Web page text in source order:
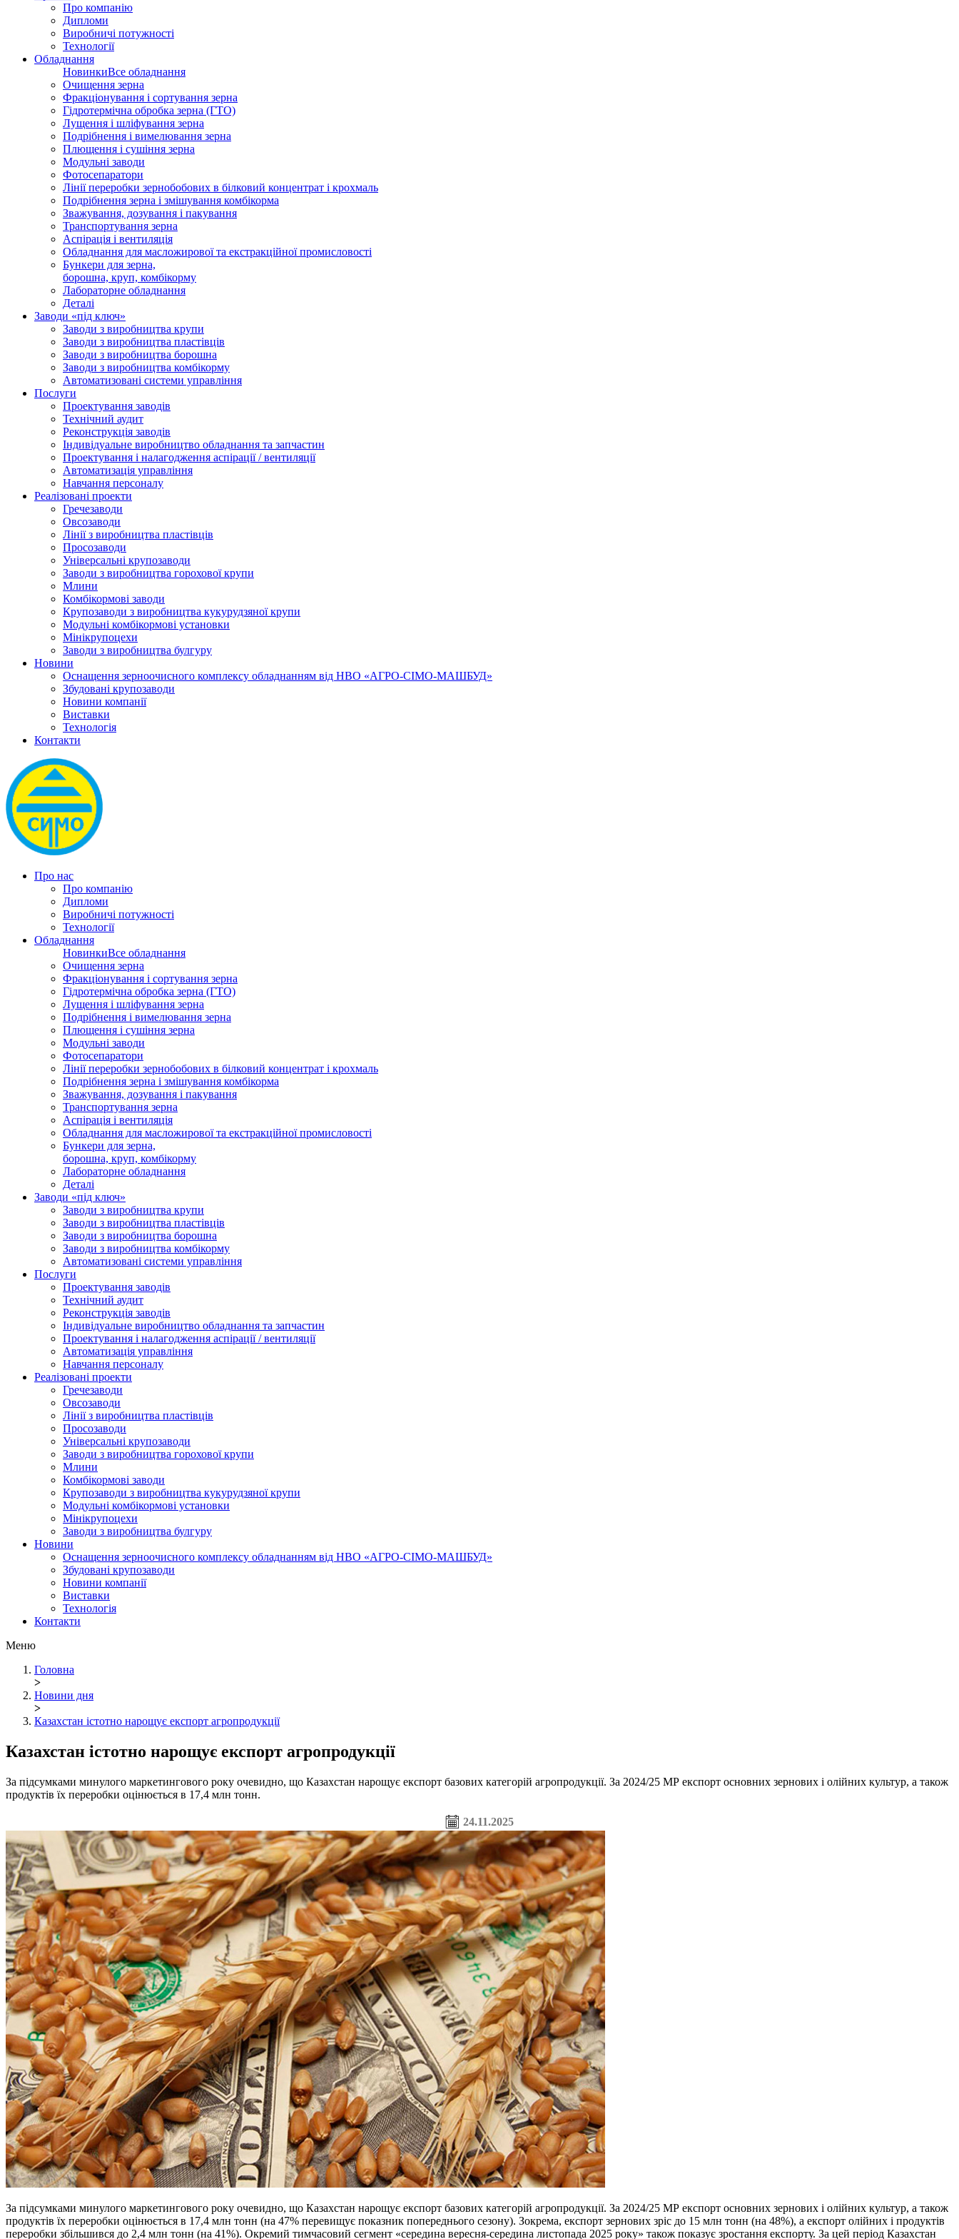
Про компанію
Дипломи
Виробничі потужності
Технології
Обладнання
НовинкиВсе обладнання
Очищення зерна
Фракціонування і сортування зерна
Гідротермічна обробка зерна (ГТО)
Лущення і шліфування зерна
Подрібнення і вимелювання зерна
Плющення і сушіння зерна
Модульні заводи
Фотосепаратори
Лінії переробки зернобобових в білковий концентрат і крохмаль
Подрібнення зерна і змішування комбікорма
Зважування, дозування і пакування
Транспортування зерна
Аспірація і вентиляція
Обладнання для масложирової та екстракційної промисловості
Бункери для зерна,
борошна, круп, комбікорму
Лабораторне обладнання
Деталі
Заводи «під ключ»
Заводи з виробництва крупи
Заводи з виробництва пластівців
Заводи з виробництва борошна
Заводи з виробництва комбікорму
Автоматизовані системи управління
Послуги
Проектування заводів
Технічний аудит
Реконструкція заводів
Індивідуальне виробництво обладнання та запчастин
Проектування і налагодження аспірації / вентиляції
Автоматизація управління
Навчання персоналу
Реалізовані проекти
Гречезаводи
Овсозаводи
Лінії з виробництва пластівців
Просозаводи
Універсальні крупозаводи
Заводи з виробництва горохової крупи
Млини
Комбікормові заводи
Крупозаводи з виробництва кукурудзяної крупи
Модульні комбікормові установки
Мінікрупоцехи
Заводи з виробництва булгуру
Новини
Оснащення зерноочисного комплексу обладнанням від НВО «АГРО-СІМО-МАШБУД»
Збудовані крупозаводи
Новини компанії
Виставки
Технологія
Контакти
Про нас
Про компанію
Дипломи
Виробничі потужності
Технології
Обладнання
НовинкиВсе обладнання
Очищення зерна
Фракціонування і сортування зерна
Гідротермічна обробка зерна (ГТО)
Лущення і шліфування зерна
Подрібнення і вимелювання зерна
Плющення і сушіння зерна
Модульні заводи
Фотосепаратори
Лінії переробки зернобобових в білковий концентрат і крохмаль
Подрібнення зерна і змішування комбікорма
Зважування, дозування і пакування
Транспортування зерна
Аспірація і вентиляція
Обладнання для масложирової та екстракційної промисловості
Бункери для зерна,
борошна, круп, комбікорму
Лабораторне обладнання
Деталі
Заводи «під ключ»
Заводи з виробництва крупи
Заводи з виробництва пластівців
Заводи з виробництва борошна
Заводи з виробництва комбікорму
Автоматизовані системи управління
Послуги
Проектування заводів
Технічний аудит
Реконструкція заводів
Індивідуальне виробництво обладнання та запчастин
Проектування і налагодження аспірації / вентиляції
Автоматизація управління
Навчання персоналу
Реалізовані проекти
Гречезаводи
Овсозаводи
Лінії з виробництва пластівців
Просозаводи
Універсальні крупозаводи
Заводи з виробництва горохової крупи
Млини
Комбікормові заводи
Крупозаводи з виробництва кукурудзяної крупи
Модульні комбікормові установки
Мінікрупоцехи
Заводи з виробництва булгуру
Новини
Оснащення зерноочисного комплексу обладнанням від НВО «АГРО-СІМО-МАШБУД»
Збудовані крупозаводи
Новини компанії
Виставки
Технологія
Контакти
Меню
Головна
>
Новини дня
>
Казахстан істотно нарощує експорт агропродукції
Казахстан істотно нарощує експорт агропродукції
За підсумками минулого маркетингового року очевидно, що Казахстан нарощує експорт базових категорій агропродукції. За 2024/25 МР експорт основних зернових і олійних культур, а також
продуктів їх переробки оцінюється в 17,4 млн тонн.
24.11.2025
За підсумками минулого маркетингового року очевидно, що Казахстан нарощує експорт базових категорій агропродукції. За 2024/25 МР експорт основних зернових і олійних культур, а також
продуктів їх переробки оцінюється в 17,4 млн тонн (на 47% перевищує показник попереднього сезону). Зокрема, експорт зернових зріс до 15 млн тонн (на 48%), а експорт олійних і продуктів
переробки збільшився до 2,4 млн тонн (на 41%). Окремий тимчасовий сегмент «середина вересня-середина листопада 2025 року» також показує зростання експорту. За цей період Казахстан